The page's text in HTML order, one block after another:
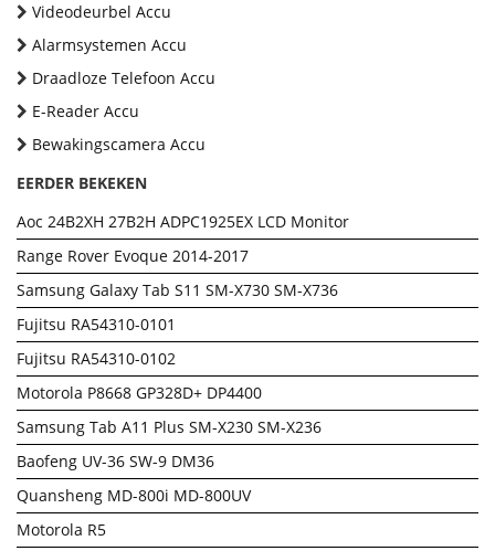
Videodeurbel Accu
Alarmsystemen Accu
Draadloze Telefoon Accu
E-Reader Accu
Bewakingscamera Accu
EERDER BEKEKEN
Aoc 24B2XH 27B2H ADPC1925EX LCD Monitor
Range Rover Evoque 2014-2017
Samsung Galaxy Tab S11 SM-X730 SM-X736
Fujitsu RA54310-0101
Fujitsu RA54310-0102
Motorola P8668 GP328D+ DP4400
Samsung Tab A11 Plus SM-X230 SM-X236
Baofeng UV-36 SW-9 DM36
Quansheng MD-800i MD-800UV
Motorola R5